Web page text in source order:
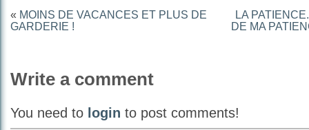
« MOINS DE VACANCES ET PLUS DE
GARDERIE !
LA
DE MA
Write a comment
You need to login to post comments!